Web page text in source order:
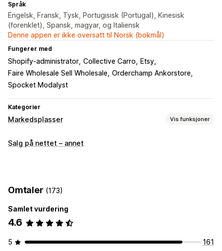
Språk
Engelsk, Fransk, Tysk, Portugisisk (Portugal), Kinesisk
(forenklet), Spansk, magyar, og Italiensk
Denne appen er ikke oversatt til Norsk (bokmål)
Fungerer med
Shopify-administrator Collective Carro
Etsy
Faire Wholesale Sell Wholesale Orderchamp Ankorstore
Spocket Modalyst
Kategorier
Markedsplasser Vis funksjoner
Administrering av oppføring
Massebestillinger
Bestillingssynkronisering
Forent instrumentbord
Synkronisering av lagerbeholdning
Salg på nettet – annet
Omtaler (173)
Samlet vurdering
4.6
5
161